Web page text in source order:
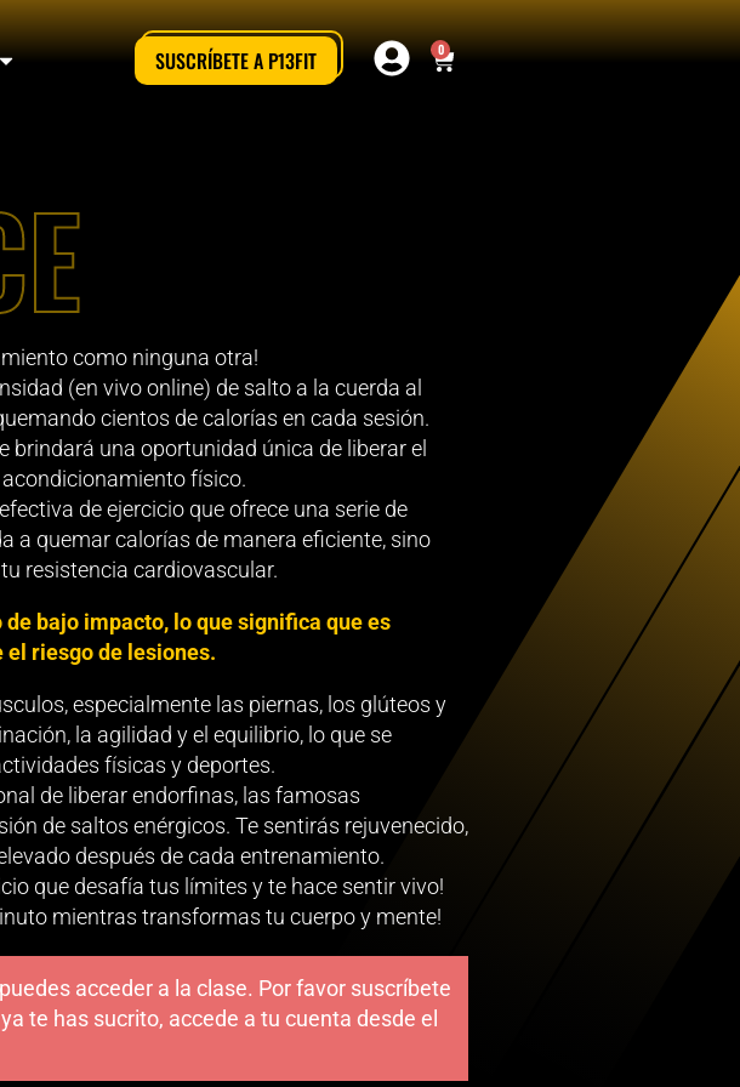
SUSCRÍBETE A P13FIT 0
como ninguna otra!
(en vivo online) de salto a la cuerda al
cientos de calorías en cada sesión.
brindará una oportunidad única de liberar el
físico.
de ejercicio que ofrece una serie de
a quemar calorías de manera eficiente, sino
resistencia cardiovascular.
bajo impacto, lo que significa que es
riesgo de lesiones.
especialmente las piernas, los glúteos y
la agilidad y el equilibrio, lo que se
físicas y deportes.
de liberar endorfinas, las famosas
de saltos enérgicos. Te sentirás rejuvenecido,
después de cada entrenamiento.
que desafía tus límites y te hace sentir vivo!
mientras transformas tu cuerpo y mente!
acceder a la clase. Por favor suscríbete
te has sucrito, accede a tu cuenta desde el